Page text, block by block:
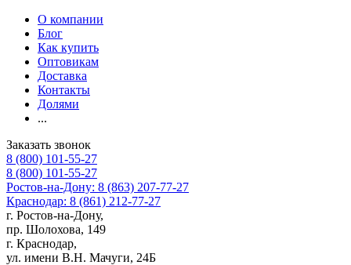
О компании
Блог
Как купить
Оптовикам
Доставка
Контакты
Долями
...
Заказать звонок
8 (800) 101-55-27
8 (800) 101-55-27
Ростов-на-Дону: 8 (863) 207-77-27
Краснодар: 8 (861) 212-77-27
г. Ростов-на-Дону,
пр. Шолохова, 149
г. Краснодар,
ул. имени В.Н. Мачуги, 24Б